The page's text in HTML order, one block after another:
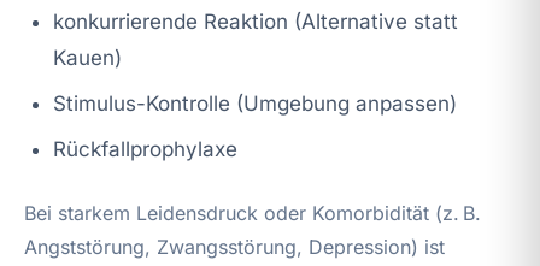
konkurrierende Reaktion (Alternative statt
Kauen)
Stimulus-Kontrolle (Umgebung anpassen)
Rückfallprophylaxe
Bei starkem Leidensdruck oder Komorbidität (z. B.
Angststörung, Zwangsstörung, Depression) ist